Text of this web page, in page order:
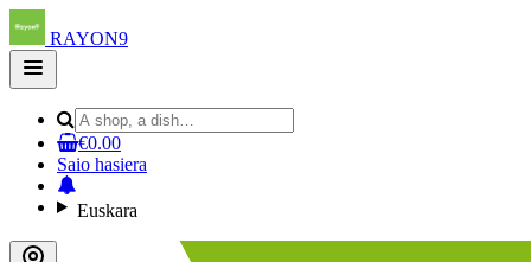
RAYON9
Open
main
€0.00
Saio hasiera
Euskara